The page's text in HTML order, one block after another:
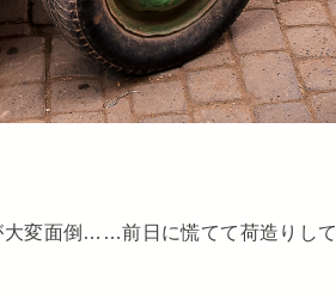
大変面倒……前日に慌てて荷造りして